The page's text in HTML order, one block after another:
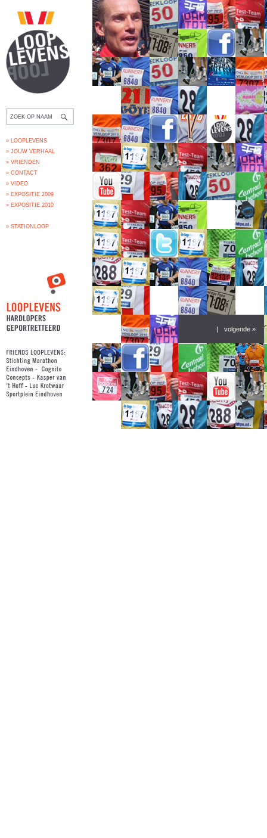
» LOOPLEVENS
» JOUW VERHAAL
» VRIENDEN
» CONTACT
» VIDEO
» EXPOSITIE 2009
» EXPOSITIE 2010
» STATIONLOOP
| volgende »